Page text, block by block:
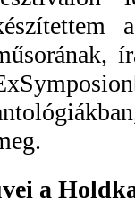
a